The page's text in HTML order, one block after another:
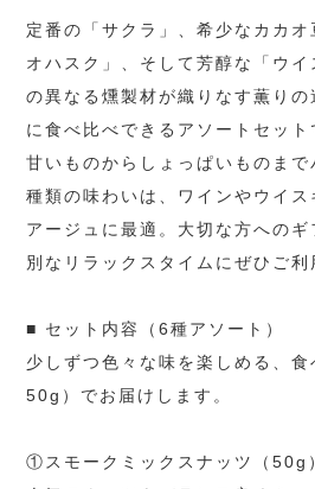
定番の「サクラ」、希少なカカ
オハスク」、そして芳醇な「ウ
の異なる燻製材が織りなす薫りの
に食べ比べできるアソートセット
甘いものからしょっぱいものま
種類の味わいは、ワインやウイス
アージュに最適。大切な方への
別なリラックスタイムにぜひご利
■ セット内容（6種アソート）
少しずつ色々な味を楽しめる、
50g）でお届けします。
①スモークミックスナッツ（50g